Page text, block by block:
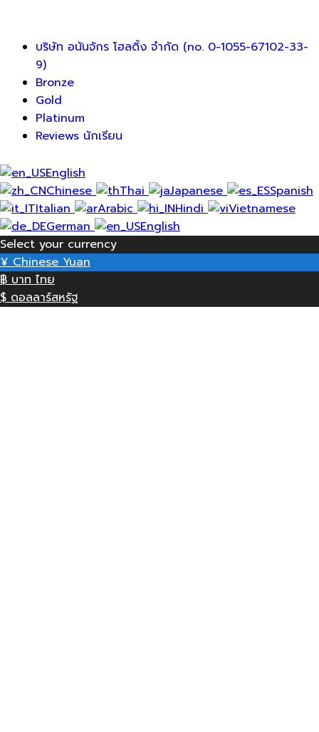
บริษัท อนันจักร โฮลดิ้ง จำกัด (no. 0-1055-67102-33-
9)
Bronze
Gold
Platinum
Reviews นักเรียน
English
Chinese
Thai Japanese
Spanish
Italian
Arabic Hindi
Vietnamese
German
English
Select your currency
¥ Chinese Yuan
฿ บาท ไทย
$ ดอลลาร์สหรัฐ